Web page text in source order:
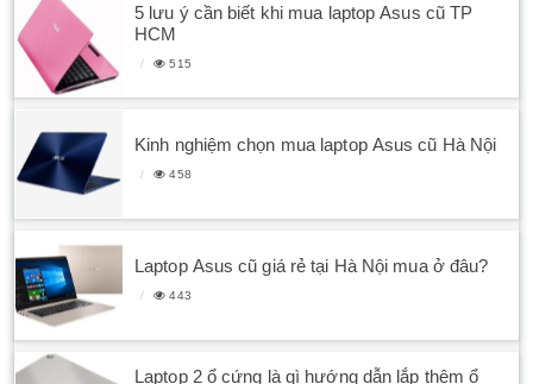
5 lưu ý cần biết khi mua laptop Asus cũ TP
HCM
515
Kinh nghiệm chọn mua laptop Asus cũ Hà Nội
458
Laptop Asus cũ giá rẻ tại Hà Nội mua ở đâu?
443
Laptop 2 ổ cứng là gì hướng dẫn lắp thêm ổ